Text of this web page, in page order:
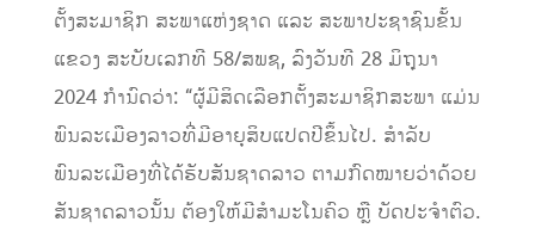
ຕັ້ງສະມາຊິກ ສະພາແຫ່ງຊາດ ແລະ ສະພາປະຊາຊົນຂັ້ນ
ແຂວງ ສະບັບເລກທີ 58/ສພຊ, ລົງວັນທີ 28 ມິຖຸນາ
2024 ກໍານົດວ່າ: “ຜູ້ມີສິດເລືອກຕັ້ງສະມາຊິກສະພາ ແມ່ນ
ພົນລະເມືອງລາວທີ່ມີອາຍຸສິບແປດປີຂຶ້ນໄປ. ສໍາລັບ
ພົນລະເມືອງທີ່ໄດ້ຮັບສັນຊາດລາວ ຕາມກົດໝາຍວ່າດ້ວຍ
ສັນຊາດລາວນັ້ນ ຕ້ອງໃຫ້ມີສຳມະໂນຄົວ ຫຼື ບັດປະຈໍາຕົວ.